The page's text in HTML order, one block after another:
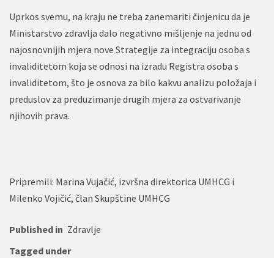
Uprkos svemu, na kraju ne treba zanemariti činjenicu da je
Ministarstvo zdravlja dalo negativno mišljenje na jednu od
najosnovnijih mjera nove Strategije za integraciju osoba s
invaliditetom koja se odnosi na izradu Registra osoba s
invaliditetom, što je osnova za bilo kakvu analizu položaja i
preduslov za preduzimanje drugih mjera za ostvarivanje
njihovih prava.
Pripremili: Marina Vujačić, izvršna direktorica UMHCG i
Milenko Vojičić, član Skupštine UMHCG
Published in Zdravlje
Tagged under